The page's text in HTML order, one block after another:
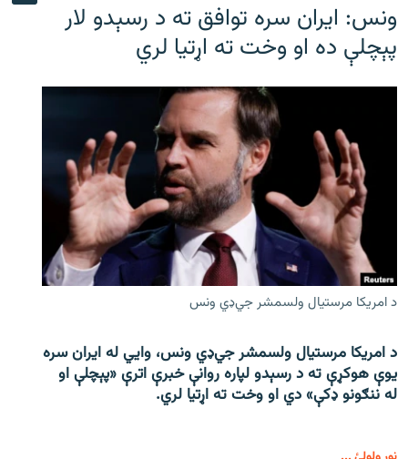
ونس: ایران سره توافق ته د رسېدو لار
پېچلې ده او وخت ته اړتیا لري
د امریکا مرستیال ولسمشر جي‌ډي ونس
د امریکا مرستیال ولسمشر جي‌ډي ونس، وايي له ایران سره
یوې هوکړې ته د رسېدو لپاره روانې خبرې اترې «پېچلې او
له ننګونو ډکې» دي او وخت ته اړتیا لري.